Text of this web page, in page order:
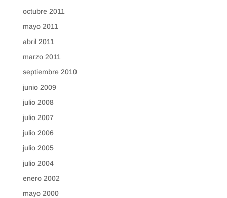
octubre 2011
mayo 2011
abril 2011
marzo 2011
septiembre 2010
junio 2009
julio 2008
julio 2007
julio 2006
julio 2005
julio 2004
enero 2002
mayo 2000